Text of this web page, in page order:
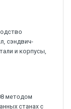
сэндвич-
и корпусы,
методом
станах с